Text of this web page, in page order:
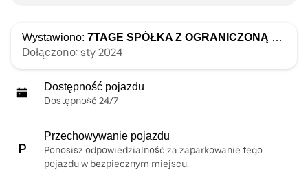
Wystawiono: 7TAGE SPÓŁKA Z OGRANICZONĄ ODPOWIEDZIALNOŚCIĄ
Dołączono: sty 2024
Dostępność pojazdu
Dostępność 24/7
Przechowywanie pojazdu
Ponosisz odpowiedzialność za zaparkowanie tego
pojazdu w bezpiecznym miejscu.